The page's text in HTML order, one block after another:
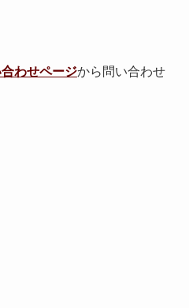
わせページから問い合わせ